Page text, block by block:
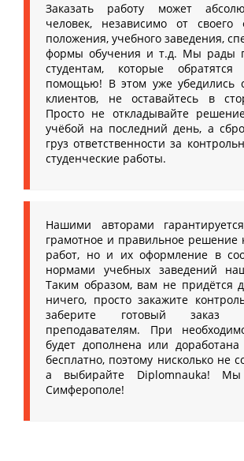
Заказать работу может
человек, независимо от своего
положения, учебного заведения,
формы обучения и т.д. Мы рады
студентам, которые
помощью! В этом уже убедились
клиентов, не оставайтесь в
Просто не откладывайте
учёбой на последний день, а
груз ответственности за
студенческие работы.
Нашими авторами
грамотное и правильное решение
работ, но и их оформление в
нормами учебных заведений
Таким образом, вам не придётся
ничего, просто закажите
заберите готовый заказ
преподавателям. При
будет дополнена или
бесплатно, поэтому нисколько не
а выбирайте Diplomnauka!
Симферополе!